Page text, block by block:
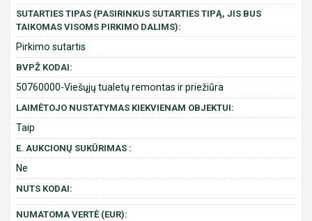
SUTARTIES TIPAS (PASIRINKUS SUTARTIES TIPĄ, JIS BUS
TAIKOMAS VISOMS PIRKIMO DALIMS):
Pirkimo sutartis
BVPŽ KODAI:
50760000-Viešųjų tualetų remontas ir priežiūra
LAIMĖTOJO NUSTATYMAS KIEKVIENAM OBJEKTUI:
Taip
E. AUKCIONŲ SUKŪRIMAS :
Ne
NUTS KODAI:
NUMATOMA VERTĖ (EUR):